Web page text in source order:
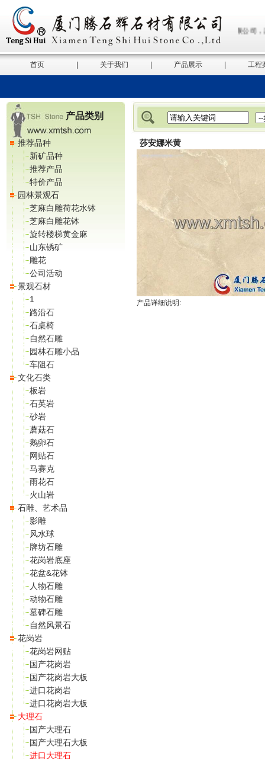
厦门腾石辉石材有限公司，
首页 关于我们 产品展示 工程
产品类别
推荐品种
新矿品种
推荐产品
特价产品
园林景观石
芝麻白雕荷花水钵
芝麻白雕花钵
旋转楼梯黄金麻
山东锈矿
雕花
公司活动
景观石材
1
路沿石
石桌椅
自然石雕
园林石雕小品
车阻石
文化石类
板岩
石英岩
砂岩
蘑菇石
鹅卵石
网贴石
马赛克
雨花石
火山岩
石雕、艺术品
影雕
风水球
牌坊石雕
花岗岩底座
花盆&花钵
人物石雕
动物石雕
墓碑石雕
自然风景石
花岗岩
花岗岩网贴
国产花岗岩
国产花岗岩大板
进口花岗岩
进口花岗岩大板
大理石
国产大理石
国产大理石大板
进口大理石
莎安娜米黄
产品详细说明: